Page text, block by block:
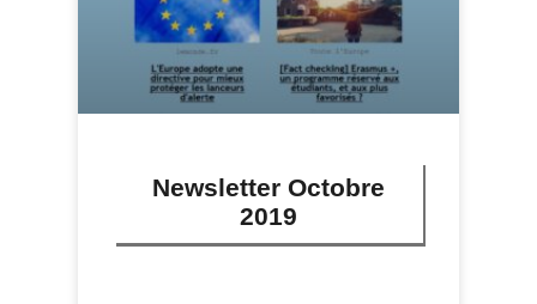
Newsletter Octobre
2019